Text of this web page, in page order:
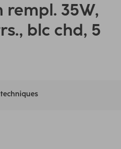
rempl. 35W,
blc chd, 5